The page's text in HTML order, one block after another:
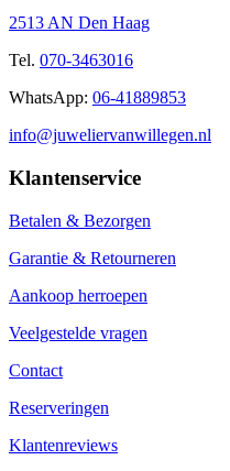
2513 AN Den Haag
Tel. 070-3463016
WhatsApp: 06-41889853
info@juweliervanwillegen.nl
Klantenservice
Betalen & Bezorgen
Garantie & Retourneren
Aankoop herroepen
Veelgestelde vragen
Contact
Reserveringen
Klantenreviews